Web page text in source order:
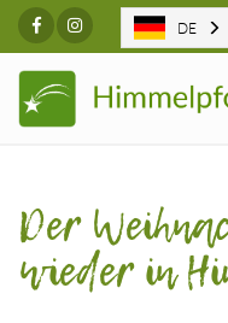
FacebookInstagram
Der
wieder in
DE